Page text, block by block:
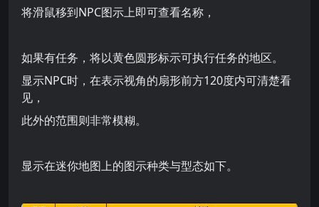
将滑鼠移到NPC图示上即可查看名称，
如果有任务，将以黄色圆形标示可执行任务的地区。
显示NPC时，在表示视角的扇形前方120度内可清楚看
见，
此外的范围则非常模糊。
显示在迷你地图上的图示种类与型态如下。